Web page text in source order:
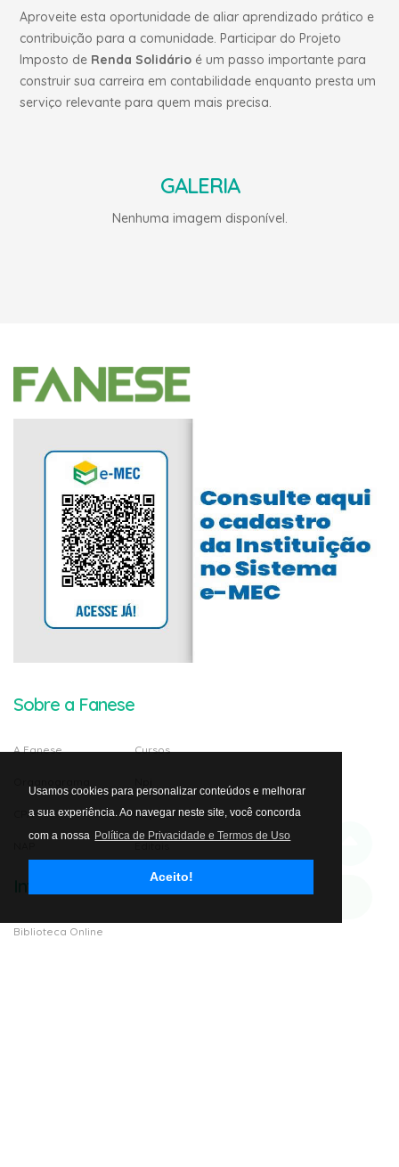
Usamos cookies para personalizar conteúdos e melhorar
a sua experiência. Ao navegar neste site, você concorda
com a nossa Política de Privacidade e Termos de Uso
Aceito!
Aproveite esta oportunidade de aliar aprendizado prático e
contribuição para a comunidade. Participar do Projeto
Imposto de Renda Solidário é um passo importante para
construir sua carreira em contabilidade enquanto presta um
serviço relevante para quem mais precisa.
GALERIA
Nenhuma imagem disponível.
Sobre a Fanese
A Fanese
CPA
Cursos
Nupef
Biblioteca Online
Avalie nosso site